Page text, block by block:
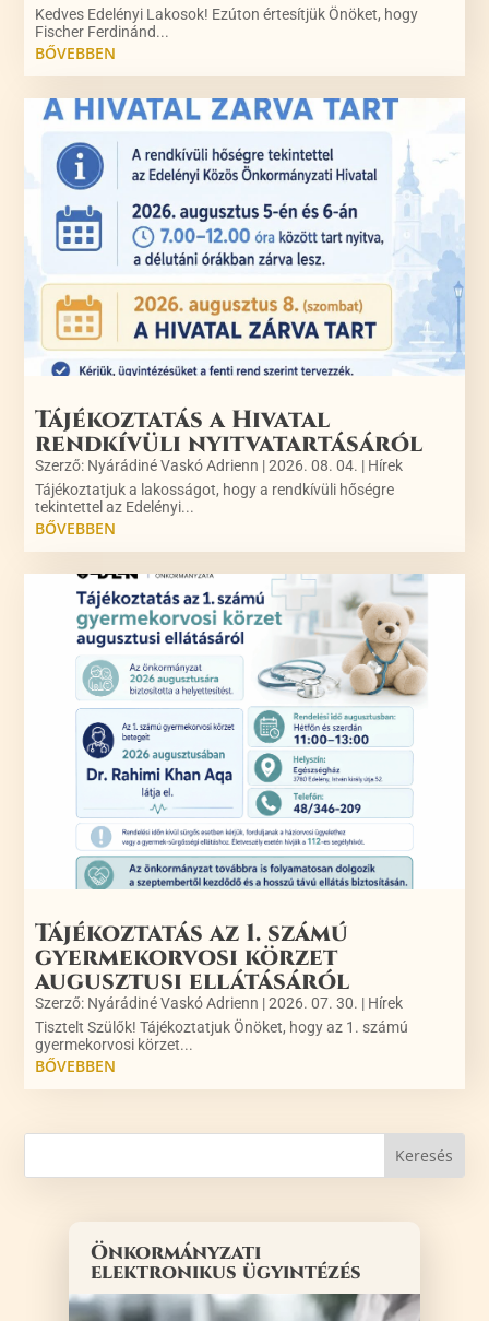
Kedves Edelényi Lakosok! Ezúton értesítjük Önöket, hogy
Fischer Ferdinánd...
BŐVEBBEN
Tájékoztatás a Hivatal
rendkívüli nyitvatartásáról
Szerző: Nyárádiné Vaskó Adrienn |2026. 08. 04. | Hírek
Tájékoztatjuk a lakosságot, hogy a rendkívüli hőségre
tekintettel az Edelényi...
BŐVEBBEN
Tájékoztatás az 1. számú
gyermekorvosi körzet
augusztusi ellátásáról
Szerző: Nyárádiné Vaskó Adrienn |2026. 07. 30. | Hírek
Tisztelt Szülők! Tájékoztatjuk Önöket, hogy az 1. számú
gyermekorvosi körzet...
BŐVEBBEN
Önkormányzati
elektronikus ügyintézés